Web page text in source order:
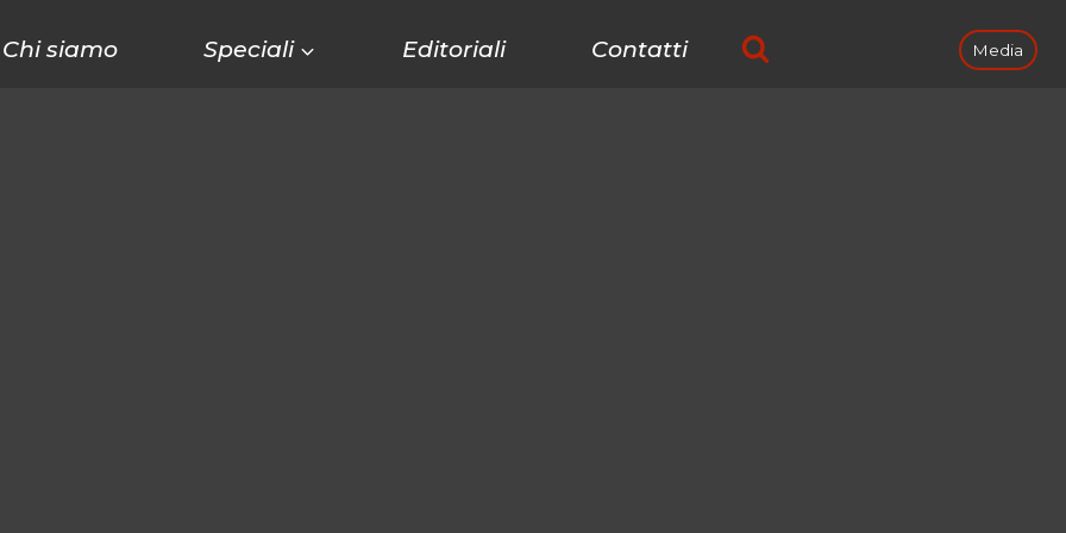
Chi siamo Speciali Editoriali Contatti Media